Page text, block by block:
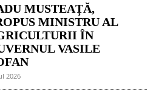
MUSTEAȚĂ,
MINISTRU AL
ÎN
VASILE
2026